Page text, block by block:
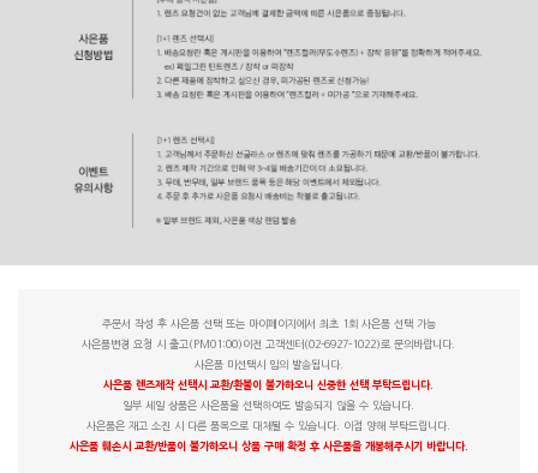
주문서 작성 후 사은품 선택 또는 마이페이지에서 최초 1회 사은품 선택 가능
사은품변경 요청 시 출고(PM01:00)이전 고객센터(02-6927-1022)로 문의바랍니다.
사은품 미선택시 임의 발송됩니다.
사은품 렌즈제작 선택시 교환/환불이 불가하오니 신중한 선택 부탁드립니다.
일부 세일 상품은 사은품을 선택하여도 발송되지 않을 수 있습니다.
사은품은 재고 소진 시 다른 품목으로 대체될 수 있습니다. 이점 양해 부탁드립니다.
사은품 훼손시 교환/반품이 불가하오니 상품 구매 확정 후 사은품을 개봉해주시기 바랍니다.